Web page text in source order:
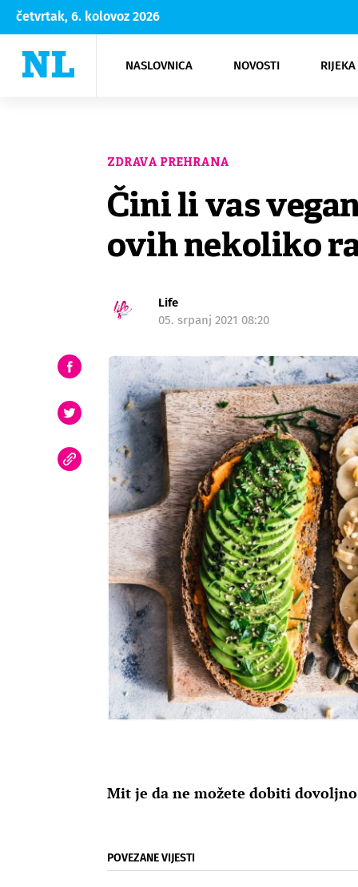
četvrtak, 6. kolovoz 2026
NASLOVNICA NOVOSTI
Rijeka Opatija
NK
Moda
Kultura
ZDRAVA PREHRANA
Čini li vas
ovih nekoliko
Life
05. srpanj 2021 08:20
Mit je da ne možete dobiti
POVEZANE VIJESTI